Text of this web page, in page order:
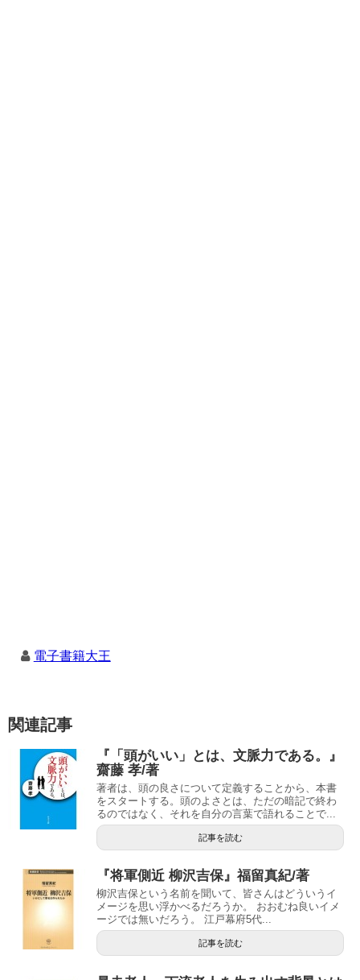
電子書籍大王
関連記事
『「頭がいい」とは、文脈力である。』
齋藤 孝/著
著者は、頭の良さについて定義することから、本書
をスタートする。頭のよさとは、ただの暗記で終わ
るのではなく、それを自分の言葉で語れることで...
記事を読む
『将軍側近 柳沢吉保』福留真紀/著
柳沢吉保という名前を聞いて、皆さんはどういうイ
メージを思い浮かべるだろうか。 おおむね良いイメ
ージでは無いだろう。 江戸幕府5代...
記事を読む